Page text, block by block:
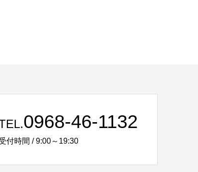
0968-46-1132
付時間 / 9:00～19:30